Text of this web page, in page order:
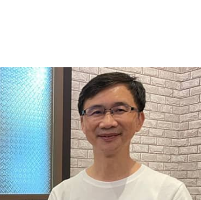
Greatwall NEO Foods